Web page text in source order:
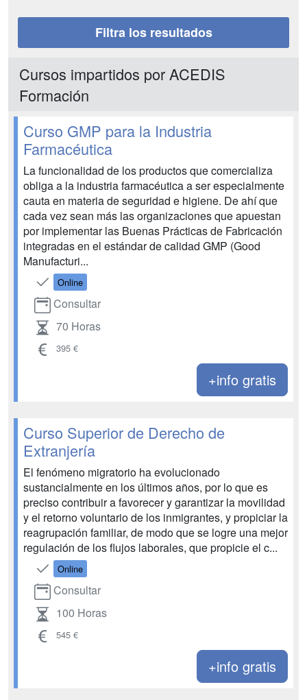
Filtra los resultados
Cursos impartidos por ACEDIS
Formación
Curso GMP para la Industria
Farmacéutica
La funcionalidad de los productos que comercializa
obliga a la industria farmacéutica a ser especialmente
cauta en materia de seguridad e higiene. De ahí que
cada vez sean más las organizaciones que apuestan
por implementar las Buenas Prácticas de Fabricación
integradas en el estándar de calidad GMP (Good
Manufacturi...
Online
Consultar
70 Horas
395 €
+info gratis
Curso Superior de Derecho de
Extranjería
El fenómeno migratorio ha evolucionado
sustancialmente en los últimos años, por lo que es
preciso contribuir a favorecer y garantizar la movilidad
y el retorno voluntario de los inmigrantes, y propiciar la
reagrupación familiar, de modo que se logre una mejor
regulación de los flujos laborales, que propicie el c...
Online
Consultar
100 Horas
545 €
+info gratis